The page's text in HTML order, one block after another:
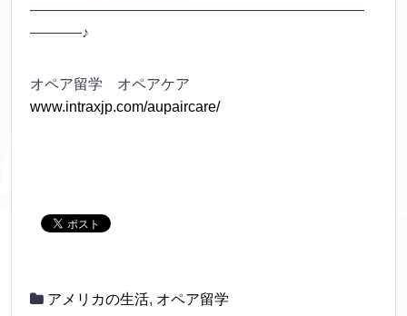
———————————————————————
———–♪
オペア留学 オペアケア
www.intraxjp.com/aupaircare/
アメリカの生活, オペア留学